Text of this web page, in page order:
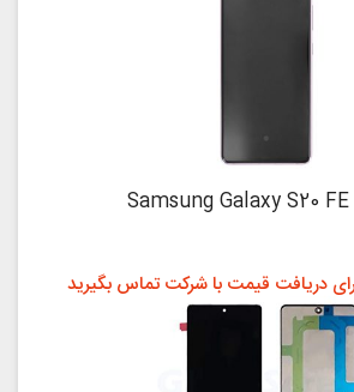
دریافت قیمت با شرکت تماس بگیرید